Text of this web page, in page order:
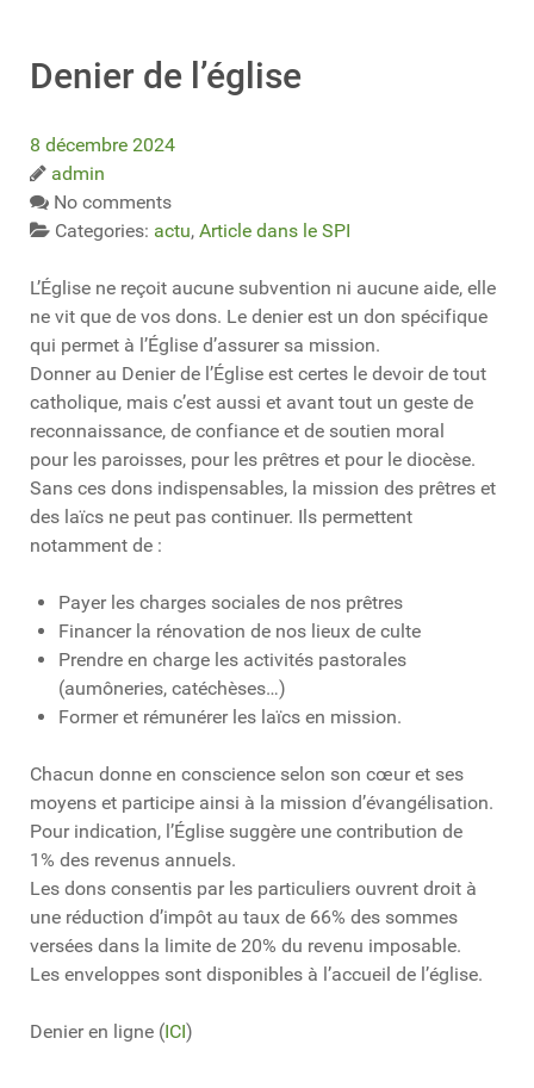
Denier de l’église
8 décembre 2024
admin
No comments
Categories: actu, Article dans le SPI
L’Église ne reçoit aucune subvention ni aucune aide, elle
ne vit que de vos dons. Le denier est un don spécifique
qui permet à l’Église d’assurer sa mission.
Donner au Denier de l’Église est certes le devoir de tout
catholique, mais c’est aussi et avant tout un geste de
reconnaissance, de confiance et de soutien moral
pour les paroisses, pour les prêtres et pour le diocèse.
Sans ces dons indispensables, la mission des prêtres et
des laïcs ne peut pas continuer. Ils permettent
notamment de :
Payer les charges sociales de nos prêtres
Financer la rénovation de nos lieux de culte
Prendre en charge les activités pastorales
(aumôneries, catéchèses…)
Former et rémunérer les laïcs en mission.
Chacun donne en conscience selon son cœur et ses
moyens et participe ainsi à la mission d’évangélisation.
Pour indication, l’Église suggère une contribution de
1% des revenus annuels.
Les dons consentis par les particuliers ouvrent droit à
une réduction d’impôt au taux de 66% des sommes
versées dans la limite de 20% du revenu imposable.
Les enveloppes sont disponibles à l’accueil de l’église.
Denier en ligne (ICI)